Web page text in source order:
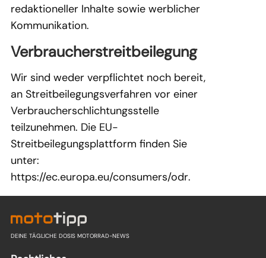
redaktioneller Inhalte sowie werblicher
Kommunikation.
Verbraucherstreitbeilegung
Wir sind weder verpflichtet noch bereit,
an Streitbeilegungsverfahren vor einer
Verbraucherschlichtungsstelle
teilzunehmen. Die EU-
Streitbeilegungsplattform finden Sie
unter:
https://ec.europa.eu/consumers/odr.
DEINE TÄGLICHE DOSIS MOTORRAD-NEWS